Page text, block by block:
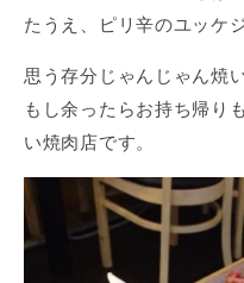
たうえ、ピリ辛のユッケ
思う存分じゃんじゃん焼
もし余ったらお持ち帰り
い焼肉店です。